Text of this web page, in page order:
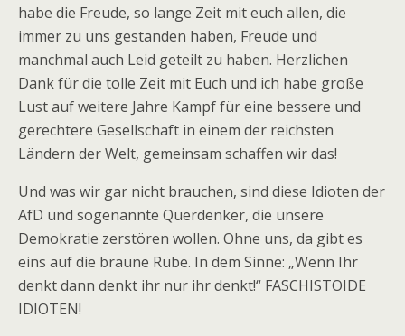
habe die Freude, so lange Zeit mit euch allen, die
immer zu uns gestanden haben, Freude und
manchmal auch Leid geteilt zu haben. Herzlichen
Dank für die tolle Zeit mit Euch und ich habe große
Lust auf weitere Jahre Kampf für eine bessere und
gerechtere Gesellschaft in einem der reichsten
Ländern der Welt, gemeinsam schaffen wir das!
Und was wir gar nicht brauchen, sind diese Idioten der
AfD und sogenannte Querdenker, die unsere
Demokratie zerstören wollen. Ohne uns, da gibt es
eins auf die braune Rübe. In dem Sinne: „Wenn Ihr
denkt dann denkt ihr nur ihr denkt!“ FASCHISTOIDE
IDIOTEN!